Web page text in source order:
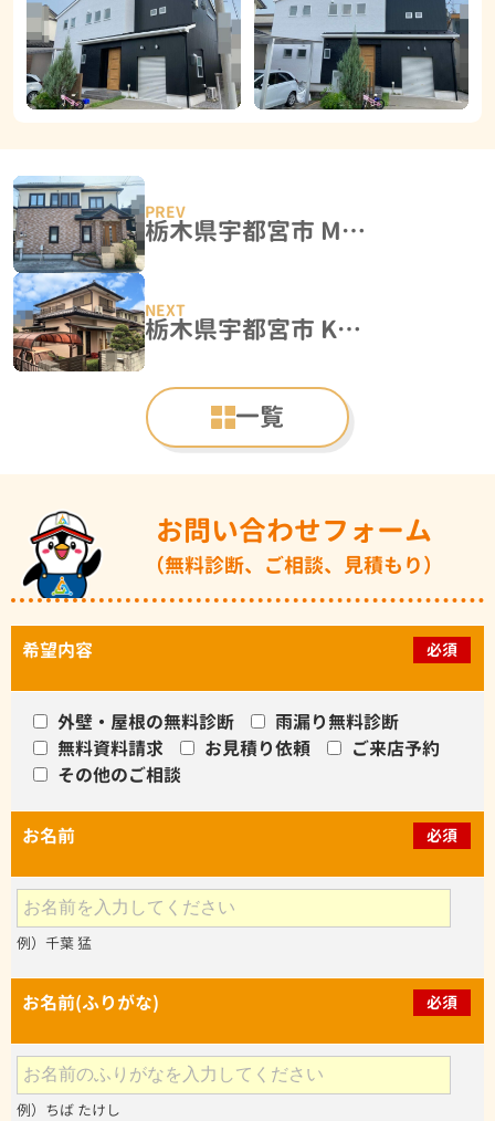
栃木県宇都宮市 M様邸 外壁塗装工事
一覧
栃木県宇都宮市 K様邸 外壁塗装工事
お問い合わせフォーム
（無料診断、ご相談、見積もり）
希望内容 必須
外壁・屋根の無料診断
雨漏り無料診断
無料資料請求
お見積り依頼
ご来店予約
その他のご相談
お名前 必須
例）千葉 猛
お名前(ふりがな) 必須
例）ちば たけし